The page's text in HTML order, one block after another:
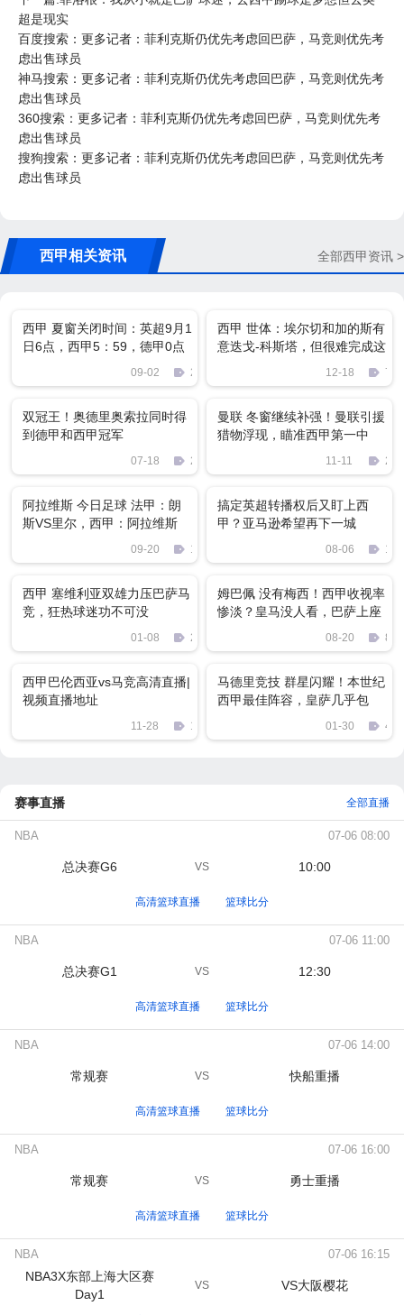
超是现实
百度搜索：更多记者：菲利克斯仍优先考虑回巴萨，马竞则优先考
虑出售球员
神马搜索：更多记者：菲利克斯仍优先考虑回巴萨，马竞则优先考
虑出售球员
360搜索：更多记者：菲利克斯仍优先考虑回巴萨，马竞则优先考
虑出售球员
搜狗搜索：更多记者：菲利克斯仍优先考虑回巴萨，马竞则优先考
虑出售球员
西甲相关资讯 全部西甲资讯 >
西甲 夏窗关闭时间：英超9月1
日6点，西甲5：59，德甲0点
09-02 2160
西甲 世体：埃尔切和加的斯有
意迭戈-科斯塔，但很难完成这
12-18 731
双冠王！奥德里奥索拉同时得
到德甲和西甲冠军
07-18 2436
曼联 冬窗继续补强！曼联引援
猎物浮现，瞄准西甲第一中
11-11
阿拉维斯 今日足球 法甲：朗
斯VS里尔，西甲：阿拉维斯
09-20 1069
搞定英超转播权后又盯上西
甲？亚马逊希望再下一城
08-06 108
西甲 塞维利亚双雄力压巴萨马
竞，狂热球迷功不可没
01-08 2997
姆巴佩 没有梅西！西甲收视率
惨淡？皇马没人看，巴萨上座
08-20 873
西甲巴伦西亚vs马竞高清直播|
视频直播地址
11-28 1803
马德里竞技 群星闪耀！本世纪
西甲最佳阵容，皇萨几乎包
01-30 438
赛事直播 全部直播
NBA 07-06 08:00
总决赛G6 VS 10:00
高清篮球直播 篮球比分
NBA 07-06 11:00
总决赛G1 VS 12:30
高清篮球直播 篮球比分
NBA 07-06 14:00
常规赛 VS 快船重播
高清篮球直播 篮球比分
NBA 07-06 16:00
常规赛 VS 勇士重播
高清篮球直播 篮球比分
NBA 07-06 16:15
NBA3X东部上海大区赛
Day1
VS VS大阪樱花